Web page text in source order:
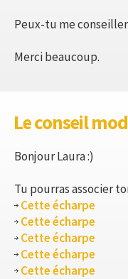
Peux-tu me
Merci beaucoup.
Le conseil
Bonjour Laura :)
Tu pourras associer
Cette écharpe
Cette écharpe
Cette écharpe
Cette écharpe
Cette écharpe